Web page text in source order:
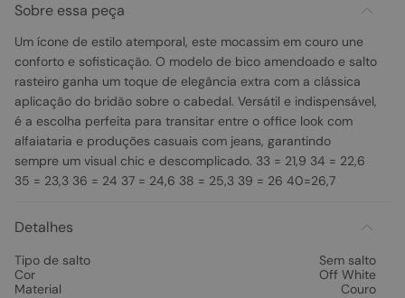
Sobre essa peça
Um ícone de estilo atemporal, este mocassim em couro une
conforto e sofisticação. O modelo de bico amendoado e salto
rasteiro ganha um toque de elegância extra com a clássica
aplicação do bridão sobre o cabedal. Versátil e indispensável,
é a escolha perfeita para transitar entre o office look com
alfaiataria e produções casuais com jeans, garantindo
sempre um visual chic e descomplicado. 33 = 21,9 34 = 22,6
35 = 23,3 36 = 24 37 = 24,6 38 = 25,3 39 = 26 40=26,7
Detalhes
Tipo de salto
Sem salto
Cor
Off White
Material
Couro